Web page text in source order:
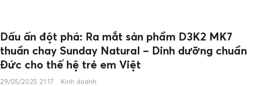
Dấu ấn đột phá: Ra mắt sản phẩm D3K2 MK7
thuần chay Sunday Natural – Dinh dưỡng chuẩn
Đức cho thế hệ trẻ em Việt
29/05/2025 21:17 Kinh doanh